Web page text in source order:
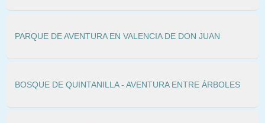
PARQUE DE AVENTURA EN VALENCIA DE DON JUAN
BOSQUE DE QUINTANILLA - AVENTURA ENTRE ÁRBOLES